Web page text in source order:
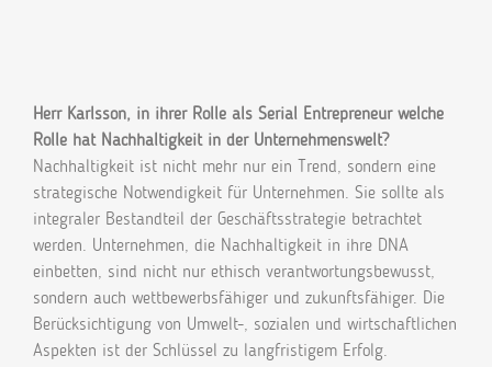
Herr Karlsson, in ihrer Rolle als Serial Entrepreneur welche
Rolle hat Nachhaltigkeit in der Unternehmenswelt?
Nachhaltigkeit ist nicht mehr nur ein Trend, sondern eine
strategische Notwendigkeit für Unternehmen. Sie sollte als
integraler Bestandteil der Geschäftsstrategie betrachtet
werden. Unternehmen, die Nachhaltigkeit in ihre DNA
einbetten, sind nicht nur ethisch verantwortungsbewusst,
sondern auch wettbewerbsfähiger und zukunftsfähiger. Die
Berücksichtigung von Umwelt-, sozialen und wirtschaftlichen
Aspekten ist der Schlüssel zu langfristigem Erfolg.